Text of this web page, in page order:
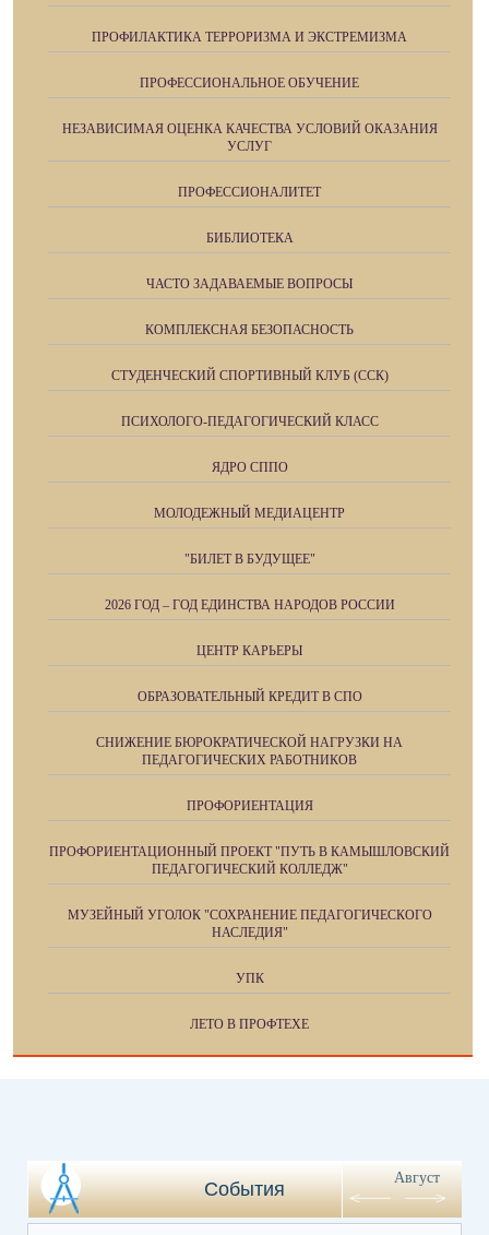
ПРОФИЛАКТИКА ТЕРРОРИЗМА И ЭКСТРЕМИЗМА
ПРОФЕССИОНАЛЬНОЕ ОБУЧЕНИЕ
НЕЗАВИСИМАЯ ОЦЕНКА КАЧЕСТВА УСЛОВИЙ ОКАЗАНИЯ
УСЛУГ
ПРОФЕССИОНАЛИТЕТ
БИБЛИОТЕКА
ЧАСТО ЗАДАВАЕМЫЕ ВОПРОСЫ
КОМПЛЕКСНАЯ БЕЗОПАСНОСТЬ
СТУДЕНЧЕСКИЙ СПОРТИВНЫЙ КЛУБ (ССК)
ПСИХОЛОГО-ПЕДАГОГИЧЕСКИЙ КЛАСС
ЯДРО СППО
МОЛОДЕЖНЫЙ МЕДИАЦЕНТР
"БИЛЕТ В БУДУЩЕЕ"
2026 ГОД – ГОД ЕДИНСТВА НАРОДОВ РОССИИ
ЦЕНТР КАРЬЕРЫ
ОБРАЗОВАТЕЛЬНЫЙ КРЕДИТ В СПО
СНИЖЕНИЕ БЮРОКРАТИЧЕСКОЙ НАГРУЗКИ НА
ПЕДАГОГИЧЕСКИХ РАБОТНИКОВ
ПРОФОРИЕНТАЦИЯ
ПРОФОРИЕНТАЦИОННЫЙ ПРОЕКТ "ПУТЬ В КАМЫШЛОВСКИЙ
ПЕДАГОГИЧЕСКИЙ КОЛЛЕДЖ"
МУЗЕЙНЫЙ УГОЛОК "СОХРАНЕНИЕ ПЕДАГОГИЧЕСКОГО
НАСЛЕДИЯ"
УПК
ЛЕТО В ПРОФТЕХЕ
События
Август